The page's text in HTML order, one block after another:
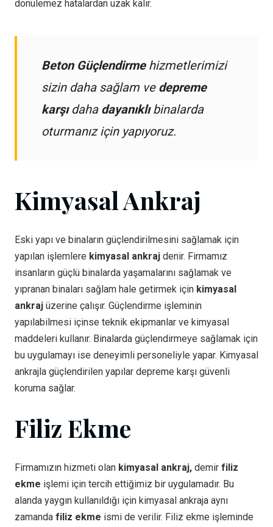
dönülemez hatalardan uzak kalır.
Beton Güçlendirmehizmetlerimizi
sizin daha sağlam ve depreme
karşıdaha dayanıklıbinalarda
oturmanız için yapıyoruz.
Kimyasal Ankraj
Eski yapı ve binaların güçlendirilmesini sağlamak için
yapılan işlemlere kimyasal ankraj denir. Firmamız
insanların güçlü binalarda yaşamalarını sağlamak ve
yıpranan binaları sağlam hale getirmek için kimyasal
ankraj üzerine çalışır. Güçlendirme işleminin
yapılabilmesi içinse teknik ekipmanlar ve kimyasal
maddeleri kullanır. Binalarda güçlendirmeye sağlamak için
bu uygulamayı ise deneyimli personeliyle yapar. Kimyasal
ankrajla güçlendirilen yapılar depreme karşı güvenli
koruma sağlar.
Filiz Ekme
Firmamızın hizmeti olan kimyasal ankraj, demir filiz
ekme işlemi için tercih ettiğimiz bir uygulamadır. Bu
alanda yaygın kullanıldığı için kimyasal ankraja aynı
zamanda filiz ekme ismi de verilir. Filiz ekme işleminde